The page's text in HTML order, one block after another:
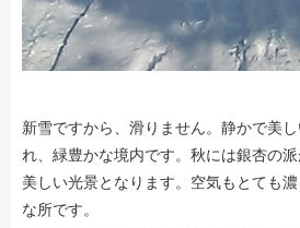
新雪ですから、滑りません。静かで美
れ、緑豊かな境内です。秋には銀杏の
美しい光景となります。空気もとても
な所です。